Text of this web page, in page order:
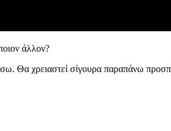
άλλον?
Θα χρειαστεί σίγουρα παραπάνω